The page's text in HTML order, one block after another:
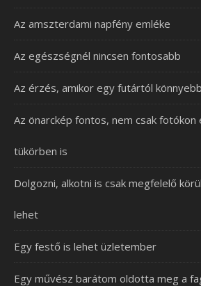
Az amszterdami napfény emléke
Az egészségnél nincsen fontosabb
Az érzés, amikor egy futártól
Az önarckép fontos, nem csak fotókon
tükörben is
Dolgozni, alkotni is csak megfelelő
lehet
Egy festő is lehet üzletember
Egy művész barátom oldotta meg a